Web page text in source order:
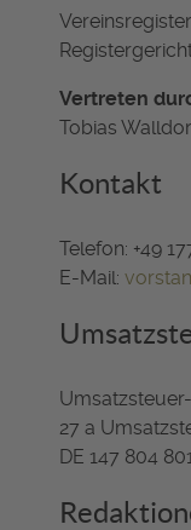
Vertreten
Tobias
Kontakt
Telefon: +49
E-Mail:
27 a
DE 147 804 801